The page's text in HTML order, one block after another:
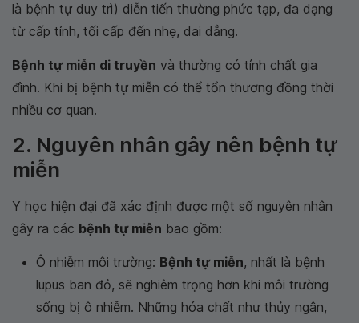
là bệnh tự duy trì) diễn tiến thường phức tạp, đa dạng
từ cấp tính, tối cấp đến nhẹ, dai dẳng.
Bệnh tự miễn di truyền và thường có tính chất gia
đình. Khi bị bệnh tự miễn có thể tổn thương đồng thời
nhiều cơ quan.
2. Nguyên nhân gây nên bệnh tự
miễn
Y học hiện đại đã xác định được một số nguyên nhân
gây ra các bệnh tự miễn bao gồm:
Ô nhiễm môi trường: Bệnh tự miễn, nhất là bệnh
lupus ban đỏ, sẽ nghiêm trọng hơn khi môi trường
sống bị ô nhiễm. Những hóa chất như thủy ngân,